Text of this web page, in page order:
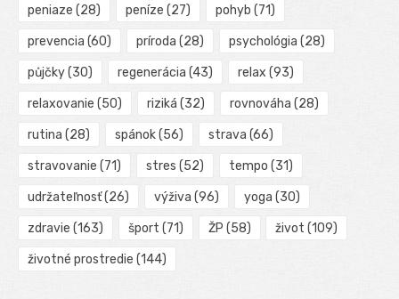
peniaze (28) peníze (27) pohyb (71)
prevencia (60) príroda (28) psychológia (28)
půjčky(30) regenerácia (43) relax (93)
relaxovanie (50) riziká (32) rovnováha (28)
rutina (28) spánok(56) strava (66)
stravovanie (71) stres (52) tempo (31)
udržateľnosť(26) výživa (96) yoga (30)
zdravie (163) šport (71) ŽP (58) život (109)
životné prostredie (144)